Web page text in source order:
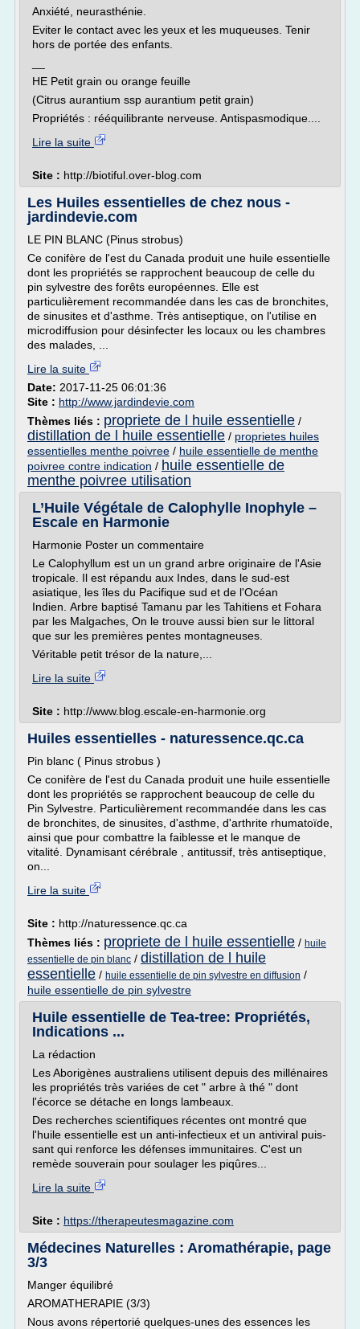
Anxiété, neurasthénie.
Eviter le contact avec les yeux et les muqueuses. Tenir
hors de portée des enfants.
HE Petit grain ou orange feuille
(Citrus aurantium ssp aurantium petit grain)
Propriétés : rééquilibrante nerveuse. Antispasmodique....
Lire la suite
Site : http://biotiful.over-blog.com
Les Huiles essentielles de chez nous -
jardindevie.com
LE PIN BLANC (Pinus strobus)
Ce conifère de l'est du Canada produit une huile essentielle
dont les propriétés se rapprochent beaucoup de celle du
pin sylvestre des forêts européennes. Elle est
particulièrement recommandée dans les cas de bronchites,
de sinusites et d'asthme. Très antiseptique, on l'utilise en
microdiffusion pour désinfecter les locaux ou les chambres
des malades, ...
Lire la suite
Date: 2017-11-25 06:01:36
Site : http://www.jardindevie.com
Thèmes liés : propriete de l huile essentielle /
distillation de l huile essentielle / proprietes huiles
essentielles menthe poivree / huile essentielle de menthe
poivree contre indication / huile essentielle de
menthe poivree utilisation
L’Huile Végétale de Calophylle Inophyle –
Escale en Harmonie
Harmonie Poster un commentaire
Le Calophyllum est un un grand arbre originaire de l'Asie
tropicale. Il est répandu aux Indes, dans le sud-est
asiatique, les îles du Pacifique sud et de l'Océan
Indien. Arbre baptisé Tamanu par les Tahitiens et Fohara
par les Malgaches, On le trouve aussi bien sur le littoral
que sur les premières pentes montagneuses.
Véritable petit trésor de la nature,...
Lire la suite
Site : http://www.blog.escale-en-harmonie.org
Huiles essentielles - naturessence.qc.ca
Pin blanc ( Pinus strobus )
Ce conifère de l'est du Canada produit une huile essentielle
dont les propriétés se rapprochent beaucoup de celle du
Pin Sylvestre. Particulièrement recommandée dans les cas
de bronchites, de sinusites, d'asthme, d'arthrite rhumatoïde,
ainsi que pour combattre la faiblesse et le manque de
vitalité. Dynamisant cérébrale , antitussif, très antiseptique,
on...
Lire la suite
Site : http://naturessence.qc.ca
Thèmes liés : propriete de l huile essentielle / huile
essentielle de pin blanc / distillation de l huile
essentielle / huile essentielle de pin sylvestre en diffusion /
huile essentielle de pin sylvestre
Huile essentielle de Tea-tree: Propriétés,
Indications ...
La rédaction
Les Aborigènes australiens utilisent depuis des millénaires
les propriétés très variées de cet " arbre à thé " dont
l'écorce se détache en longs lambeaux.
Des recherches scientifiques récentes ont montré que
l'huile essentielle est un anti-infectieux et un antiviral puis­
sant qui renforce les défenses immunitaires. C'est un
remède souverain pour soulager les piqûres...
Lire la suite
Site : https://therapeutesmagazine.com
Médecines Naturelles : Aromathérapie, page
3/3
Manger équilibré
AROMATHERAPIE (3/3)
Nous avons répertorié quelques-unes des essences les